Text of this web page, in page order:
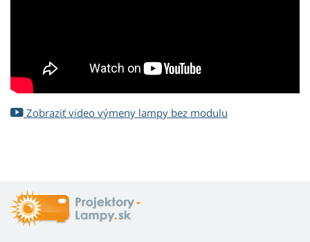
Zobraziť video výmeny lampy bez modulu